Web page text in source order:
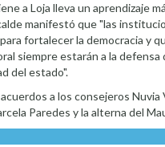
a Loja lleva un aprendizaje
manifestó que "las
fortalecer la democracia y
siempre estarán a la defensa
del estado".
a los consejeros Nuvia
Paredes y la alterna del